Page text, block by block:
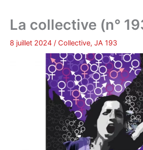
La collective (n°
8 juillet 2024 / Collective, JA 193